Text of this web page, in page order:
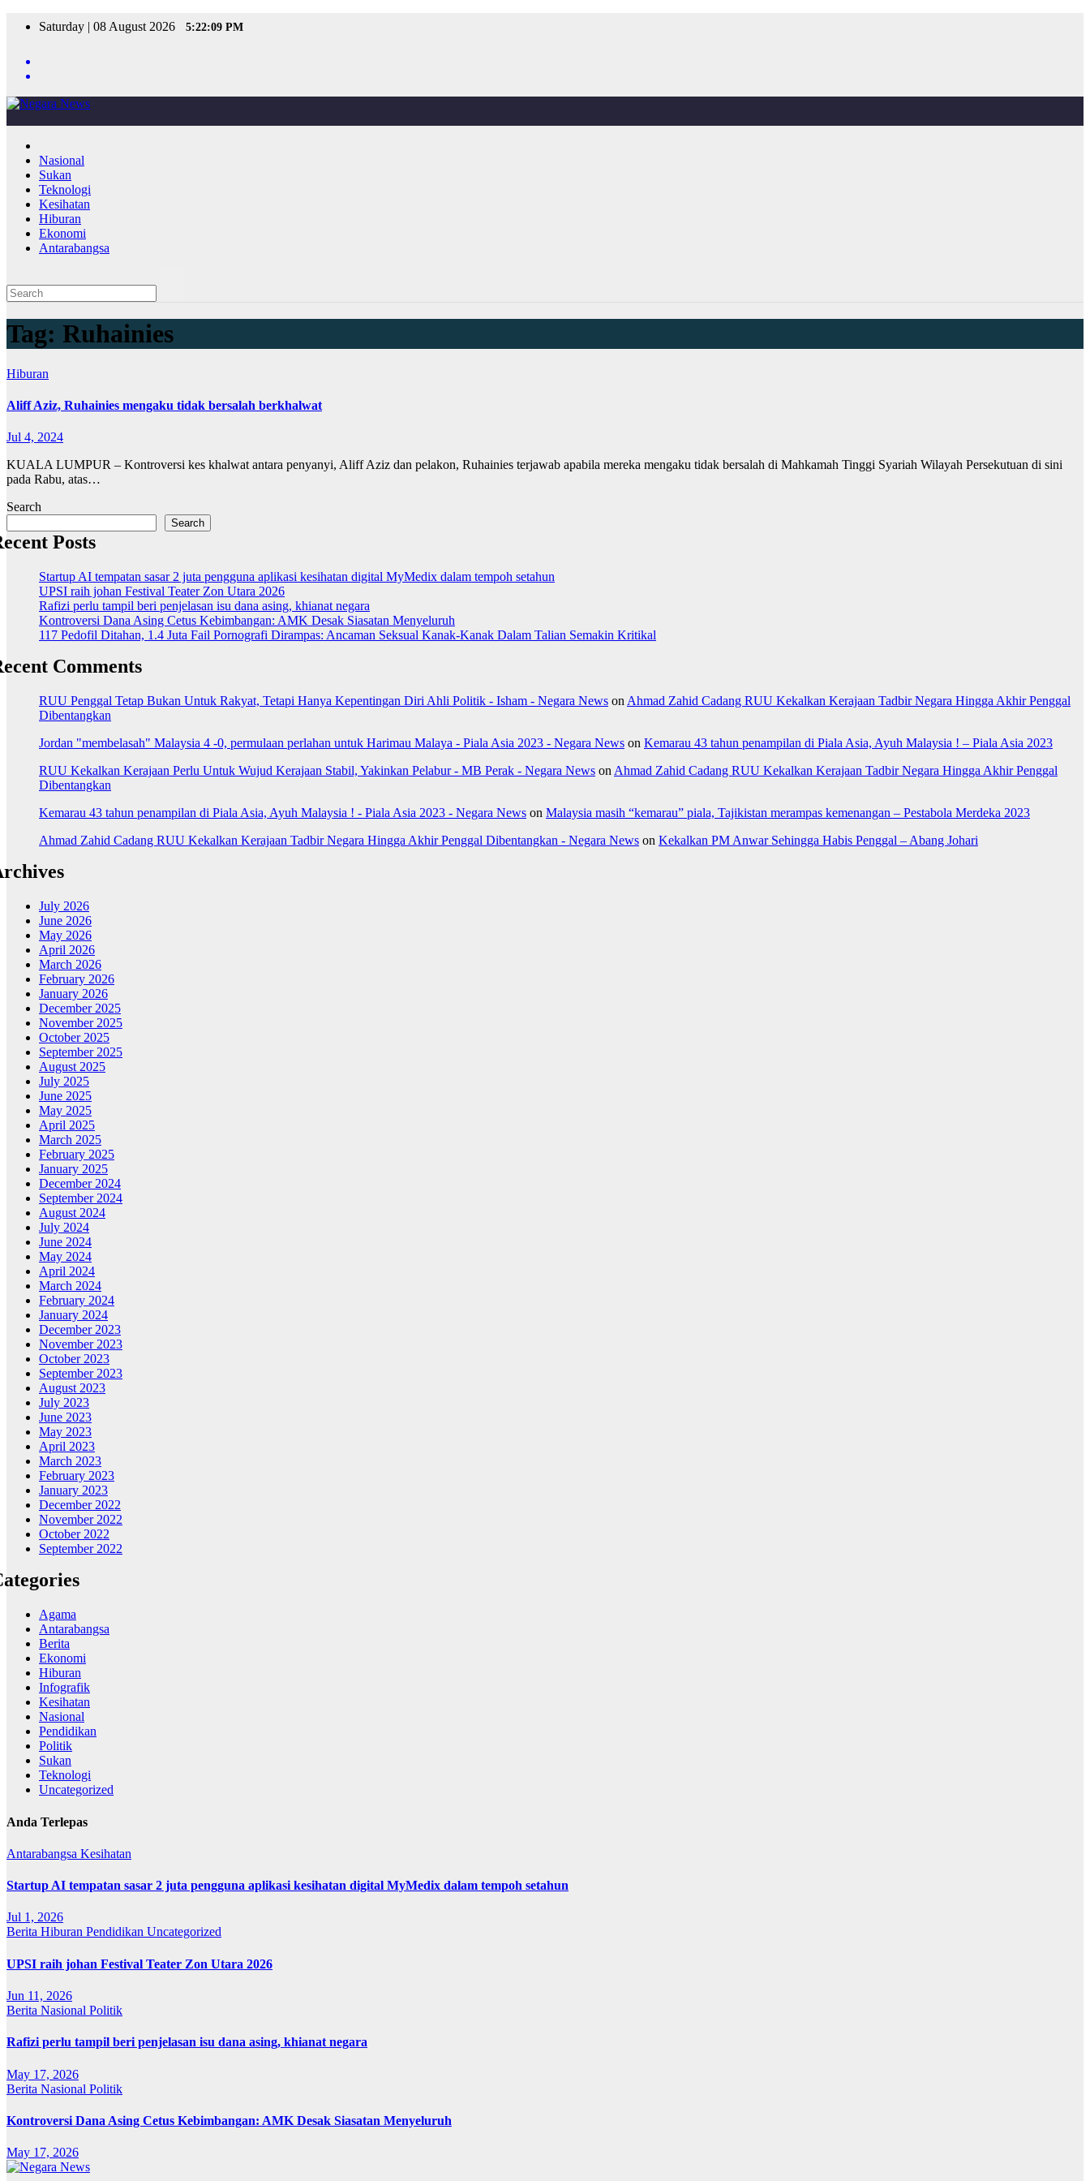
Saturday | 08 August 2026 5:22:09 PM
Nasional
Sukan
Teknologi
Kesihatan
Hiburan
Ekonomi
Antarabangsa
Tag: Ruhainies
Hiburan
Aliff Aziz, Ruhainies mengaku tidak bersalah berkhalwat
Jul 4, 2024
KUALA LUMPUR – Kontroversi kes khalwat antara penyanyi, Aliff Aziz dan pelakon, Ruhainies terjawab apabila mereka mengaku tidak bersalah di Mahkamah Tinggi Syariah Wilayah Persekutuan di sini
pada Rabu, atas…
Search
Search
Posts
Startup AI tempatan sasar 2 juta pengguna aplikasi kesihatan digital MyMedix dalam tempoh setahun
UPSI raih johan Festival Teater Zon Utara 2026
Rafizi perlu tampil beri penjelasan isu dana asing, khianat negara
Kontroversi Dana Asing Cetus Kebimbangan: AMK Desak Siasatan Menyeluruh
117 Pedofil Ditahan, 1.4 Juta Fail Pornografi Dirampas: Ancaman Seksual Kanak-Kanak Dalam Talian Semakin Kritikal
Comments
RUU Penggal Tetap Bukan Untuk Rakyat, Tetapi Hanya Kepentingan Diri Ahli Politik - Isham - Negara News onAhmad Zahid Cadang RUU Kekalkan Kerajaan Tadbir Negara Hingga Akhir Penggal
Dibentangkan
Jordan "membelasah" Malaysia 4 -0, permulaan perlahan untuk Harimau Malaya - Piala Asia 2023 - Negara News on Kemarau 43 tahun penampilan di Piala Asia, Ayuh Malaysia ! – Piala Asia 2023
RUU Kekalkan Kerajaan Perlu Untuk Wujud Kerajaan Stabil, Yakinkan Pelabur - MB Perak - Negara News onAhmad Zahid Cadang RUU Kekalkan Kerajaan Tadbir Negara Hingga Akhir Penggal
Dibentangkan
Kemarau 43 tahun penampilan di Piala Asia, Ayuh Malaysia ! - Piala Asia 2023 - Negara News on Malaysia masih “kemarau” piala, Tajikistan merampas kemenangan – Pestabola Merdeka 2023
Ahmad Zahid Cadang RUU Kekalkan Kerajaan Tadbir Negara Hingga Akhir Penggal Dibentangkan - Negara News on Kekalkan PM Anwar Sehingga Habis Penggal – Abang Johari
July 2026
June 2026
May 2026
April 2026
March 2026
February 2026
January 2026
December 2025
November 2025
October 2025
September 2025
August 2025
July 2025
June 2025
May 2025
April 2025
March 2025
February 2025
January 2025
December 2024
September 2024
August 2024
July 2024
June 2024
May 2024
April 2024
March 2024
February 2024
January 2024
December 2023
November 2023
October 2023
September 2023
August 2023
July 2023
June 2023
May 2023
April 2023
March 2023
February 2023
January 2023
December 2022
November 2022
October 2022
September 2022
Agama
Antarabangsa
Berita
Ekonomi
Hiburan
Infografik
Kesihatan
Nasional
Pendidikan
Politik
Sukan
Teknologi
Uncategorized
Anda Terlepas
Antarabangsa Kesihatan
Startup AI tempatan sasar 2 juta pengguna aplikasi kesihatan digital MyMedix dalam tempoh setahun
Jul 1, 2026
Berita Hiburan Pendidikan Uncategorized
UPSI raih johan Festival Teater Zon Utara 2026
Jun 11, 2026
Berita Nasional Politik
Rafizi perlu tampil beri penjelasan isu dana asing, khianat negara
May 17, 2026
Berita Nasional Politik
Kontroversi Dana Asing Cetus Kebimbangan: AMK Desak Siasatan Menyeluruh
May 17, 2026